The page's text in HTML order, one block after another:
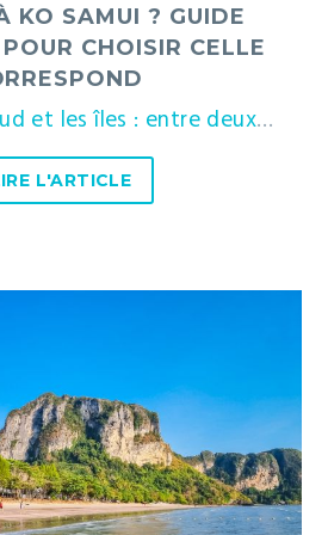
KO SAMUI ? GUIDE
CHOISIR CELLE
et les îles : entre deux mers
L'ARTICLE